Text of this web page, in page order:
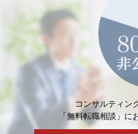
コンサルティン
「無料転職相談」に